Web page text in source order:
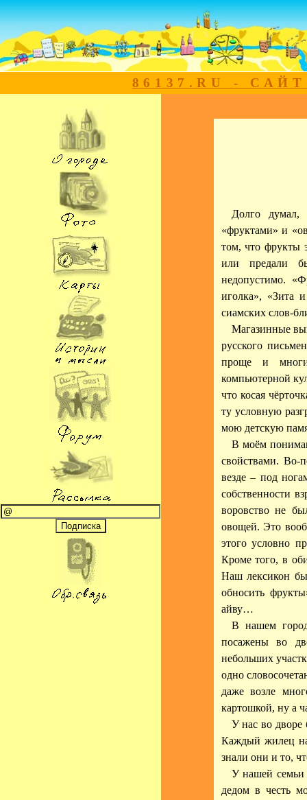
86137.RU -
Долго думал,
«фруктами» и
том, что фрукты
или предали
недопустимо.
иголка», «Зита
сиамских слов-
Магазинные
русского
проще и
компьютерной
что косая
ту условную
мою детскую
В моём
свойствами.
везде – под
собственности
воровство не
овощей. Это
этого условно
Кроме того, в
Наш лексикон
обносить
айву…
В нашем
посажены во
небольших
одно
даже возле
картошкой, ну а
У нас во дворе
Каждый жилец
знали они и то,
У нашей семьи
дедом в честь